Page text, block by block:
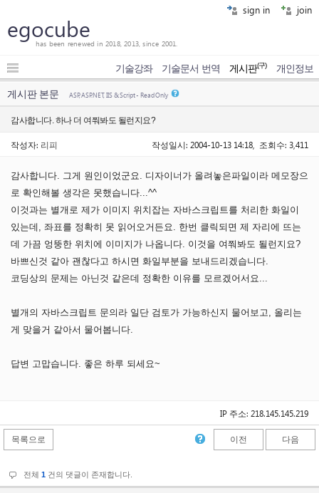
sign in join
egocube
has been renewed in 2018, 2013, since 2001.
기술강좌 기술문서 번역 게시판(구) 개인정보
게시판 본문 ASP, ASP.NET, IIS & Script - Read Only
감사합니다. 하나 더 여쭤봐도 될런지요?
작성자: 리피 작성일시: 2004-10-13 14:18, 조회수: 3,411
감사합니다. 그게 원인이었군요. 디자이너가 올려놓은파일이라 메모장으
로 확인해볼 생각은 못했습니다...^^
이것과는 별개로 제가 이미지 위치잡는 자바스크립트를 처리한 화일이
있는데, 좌표를 정확히 못 읽어오거든요. 한번 클릭되면 제 자리에 뜨는
데 가끔 엉뚱한 위치에 이미지가 나옵니다. 이것을 여쭤봐도 될런지요?
바쁘신것 같아 괜찮다고 하시면 화일부분을 보내드리겠습니다.
코딩상의 문제는 아닌것 같은데 정확한 이유를 모르겠어서요...
별개의 자바스크립트 문의라 일단 검토가 가능하신지 물어보고, 올리는
게 맞을거 같아서 물어봅니다.
답변 고맙습니다. 좋은 하루 되세요~
IP 주소: 218.145.145.219
목록으로 이전 다음
전체 1 건의 댓글이 존재합니다.